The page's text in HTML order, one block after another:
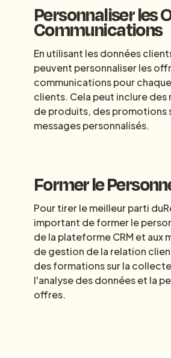
Personnaliser les
Communications
En utilisant les données
peuvent personnaliser les
communications pour
clients. Cela peut inclure
de produits, des promotions
messages personnalisés.
Former le
Pour tirer le meilleur parti
important de former le
de la plateforme CRM et aux
de gestion de la relation
des formations sur la
l'analyse des données et la
offres.